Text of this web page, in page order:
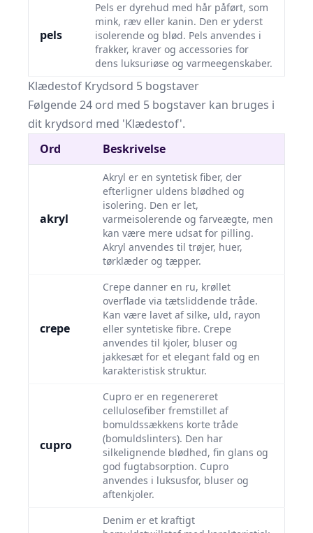
pels
Pels er dyrehud med hår påført, som
mink, ræv eller kanin. Den er yderst
isolerende og blød. Pels anvendes i
frakker, kraver og accessories for
dens luksuriøse og varmeegenskaber.
Klædestof Krydsord 5 bogstaver
Følgende 24 ord med 5 bogstaver kan bruges i
dit krydsord med 'Klædestof'.
Ord
Beskrivelse
akryl
Akryl er en syntetisk fiber, der
efterligner uldens blødhed og
isolering. Den er let,
varmeisolerende og farveægte, men
kan være mere udsat for pilling.
Akryl anvendes til trøjer, huer,
tørklæder og tæpper.
crepe
Crepe danner en ru, krøllet
overflade via tætsliddende tråde.
Kan være lavet af silke, uld, rayon
eller syntetiske fibre. Crepe
anvendes til kjoler, bluser og
jakkesæt for et elegant fald og en
karakteristisk struktur.
cupro
Cupro er en regenereret
cellulosefiber fremstillet af
bomuldssækkens korte tråde
(bomuldslinters). Den har
silkelignende blødhed, fin glans og
god fugtabsorption. Cupro
anvendes i luksusfor, bluser og
aftenkjoler.
Denim er et kraftigt